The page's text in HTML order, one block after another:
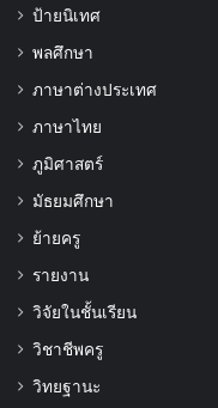
ป้ายนิเทศ
พลศึกษา
ภาษาต่างประเทศ
ภาษาไทย
ภูมิศาสตร์
มัธยมศึกษา
ย้ายครู
รายงาน
วิจัยในชั้นเรียน
วิชาชีพครู
วิทยฐานะ